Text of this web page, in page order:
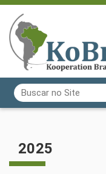
Busca
Busca Avançada…
2025